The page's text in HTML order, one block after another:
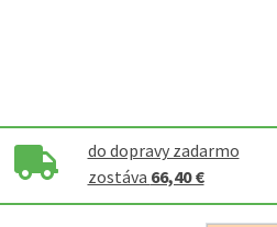
do dopravy zadarmo
zostáva 66,40 €